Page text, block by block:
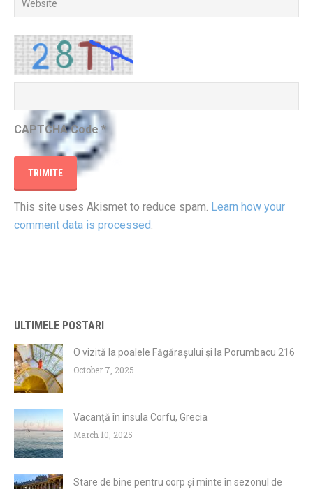
CAPTCHA Code *
This site uses Akismet to reduce spam. Learn how your
comment data is processed.
ULTIMELE POSTARI
O vizită la poalele Făgărașului și la Porumbacu 216
October 7, 2025
Vacanță în insula Corfu, Grecia
March 10, 2025
Stare de bine pentru corp și minte în sezonul de